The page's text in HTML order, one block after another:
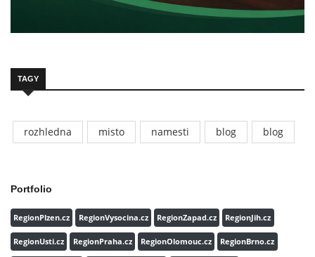
TAGY
rozhledna misto namesti blog blog
Portfolio
RegionPlzen.cz RegionVysocina.cz RegionZapad.cz RegionJih.cz
RegionUsti.cz RegionPraha.cz RegionOlomouc.cz RegionBrno.cz